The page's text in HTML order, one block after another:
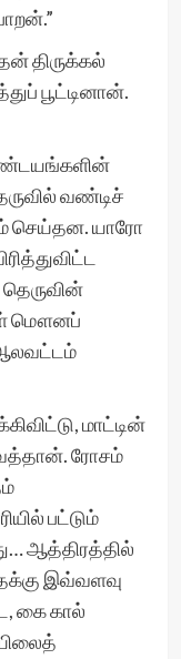
திருக்கல்
பூட்டினான்.
வண்டிச்
செய்தன. யாரோ
மௌனப்
மாட்டின்
ரோசம்
பட்டும்
ஆத்திரத்தில்
இவ்வளவு
கை கால்